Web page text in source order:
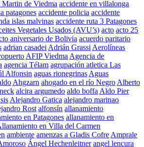
Martin de Viedma accidente en villalonga
patagones accidente policia accidente
islas malvinas accidente ruta 3 Patagones
Vegetales Usados (AVU’s) acto acto 25
aniversario de Bolivia acuerdo paritario
adrian casadei Adrián Grassi Aerolíneas
AFIP Viedma Agencia de
agencia Télam agrupación atletica Las
Alfonsin aguas rionegrinas Aguas
Ahgzarn ahogado en el río Negro Alberto
alcira argumedo aldo boffa Aldo Pier
Alejandro Gatica alejandro marinao
Rost alfonsín allanamiento
en Patagones allanamiento en
en Villa del Carmen
ambiente amenzas a Gladis Cofre Amprale
Ángel Hechenleitner angel lencura